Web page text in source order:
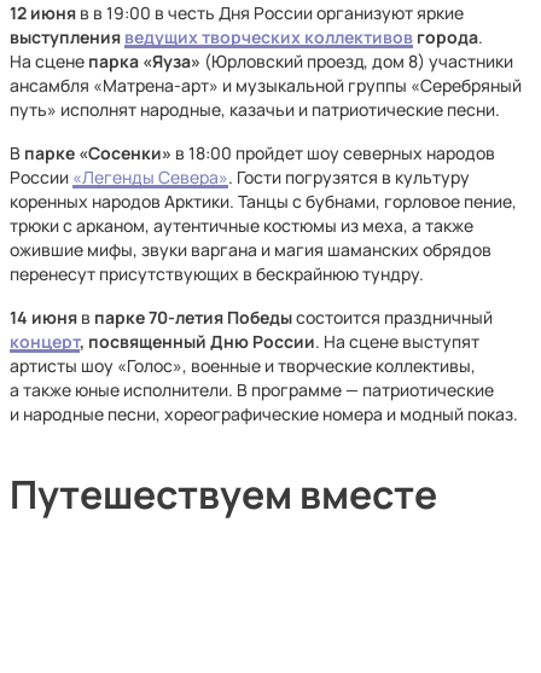
12 июня в в 19:00 в честь Дня России организуют яркие
выступления ведущих творческих коллективов города.
На сцене парка «Яуза» (Юрловский проезд, дом 8) участники
ансамбля «Матрена-арт» и музыкальной группы «Серебряный
путь» исполнят народные, казачьи и патриотические песни.
В парке «Сосенки» в 18:00 пройдет шоу северных народов
России «Легенды Севера». Гости погрузятся в культуру
коренных народов Арктики. Танцы с бубнами, горловое пение,
трюки с арканом, аутентичные костюмы из меха, а также
ожившие мифы, звуки варгана и магия шаманских обрядов
перенесут присутствующих в бескрайнюю тундру.
14 июня в парке 70-летия Победысостоится праздничный
концерт, посвященный Дню России. На сцене выступят
артисты шоу «Голос», военные и творческие коллективы,
а также юные исполнители. В программе — патриотические
и народные песни, хореографические номера и модный показ.
Путешествуем вместе